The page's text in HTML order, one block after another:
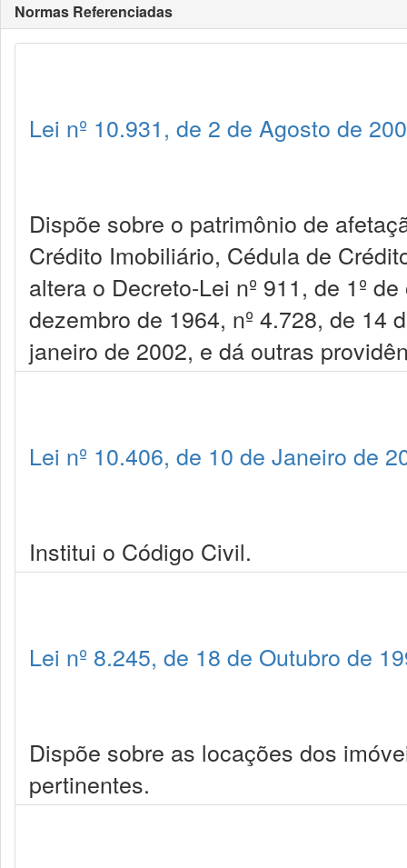
Normas Referenciadas
Lei nº 10.931, de 2 de Agosto de
Dispõe sobre o patrimônio de
Crédito Imobiliário, Cédula de
altera o Decreto-Lei nº 911, de 1º
dezembro de 1964, nº 4.728, de 14
janeiro de 2002, e dá outras
Lei nº 10.406, de 10 de Janeiro de
Institui o Código Civil.
Lei nº 8.245, de 18 de Outubro de
Dispõe sobre as locações dos
pertinentes.